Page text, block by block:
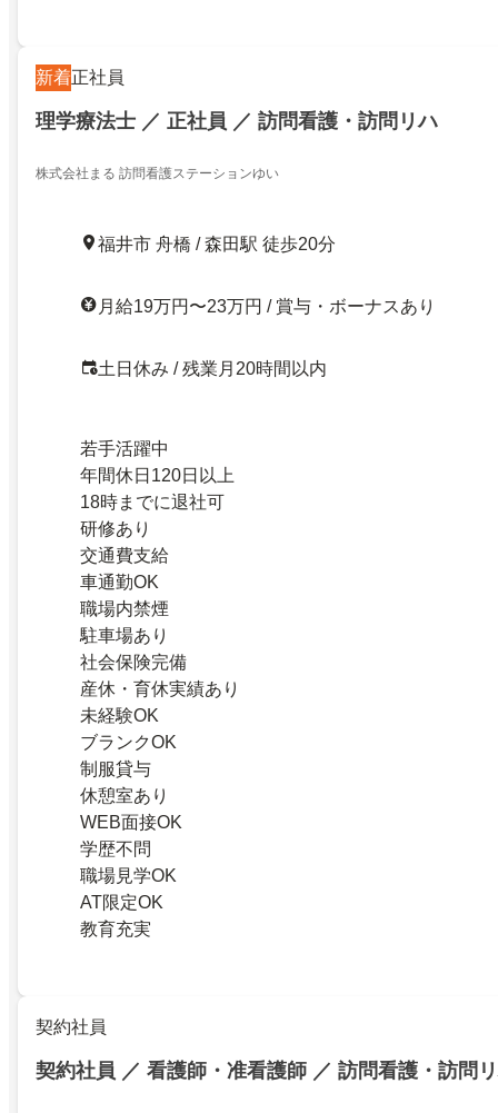
新着正社員
理学療法士 ／ 正社員 ／ 訪問看護・訪問リハ
株式会社まる 訪問看護ステーションゆい
福井市 舟橋 / 森田駅 徒歩20分
月給19万円〜23万円 / 賞与・ボーナスあり
土日休み / 残業月20時間以内
若手活躍中
年間休日120日以上
18時までに退社可
研修あり
交通費支給
車通勤OK
職場内禁煙
駐車場あり
社会保険完備
産休・育休実績あり
未経験OK
ブランクOK
制服貸与
休憩室あり
WEB面接OK
学歴不問
職場見学OK
AT限定OK
教育充実
契約社員
契約社員 ／ 看護師・准看護師 ／ 訪問看護・訪問